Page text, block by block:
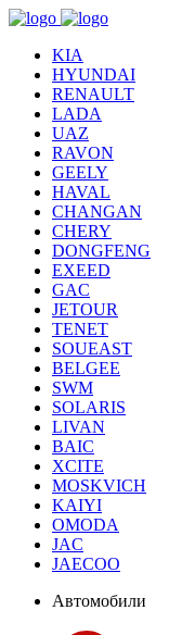
KIA
HYUNDAI
RENAULT
LADA
UAZ
RAVON
GEELY
HAVAL
CHANGAN
CHERY
DONGFENG
EXEED
GAC
JETOUR
TENET
SOUEAST
BELGEE
SWM
SOLARIS
LIVAN
BAIC
XCITE
MOSKVICH
KAIYI
OMODA
JAC
JAECOO
Автомобили